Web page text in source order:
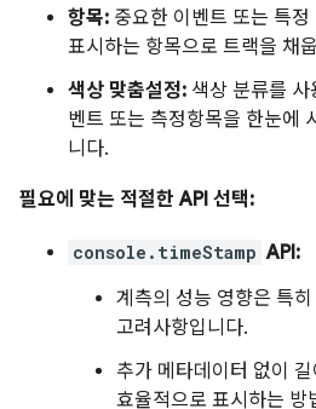
항목: 중요한 이벤트 또는 특정
표시하는 항목으로 트랙을 채
색상 맞춤설정: 색상 분류를 사
벤트 또는 측정항목을 한눈에
니다.
필요에 맞는 적절한 API 선택:
console.timeStamp API:
계측의 성능 영향은 특
고려사항입니다.
추가 메타데이터 없이
효율적으로 표시하는 방